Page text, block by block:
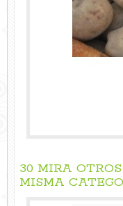
30 MIRA
MISMA